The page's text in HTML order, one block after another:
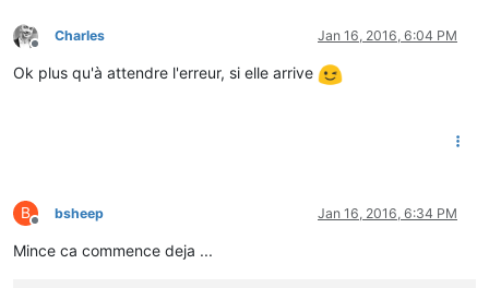
Offline
Charles Jan 16, 2016, 6:04 PM
Ok plus qu'à attendre l'erreur, si elle arrive
B
Offline
bsheep Jan 16, 2016, 6:34 PM
Mince ca commence deja ...